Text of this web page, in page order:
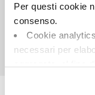
Per questi cookie
consenso.
Cookie
necessari per
Cookie di